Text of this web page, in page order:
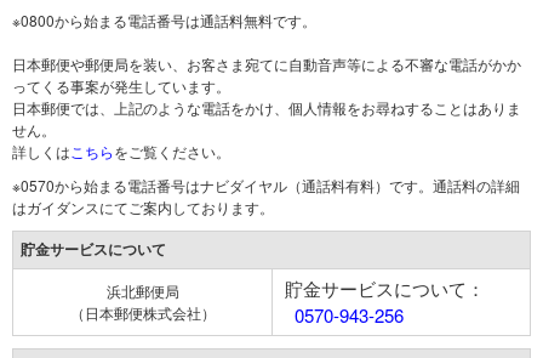
※0800から始まる電話番号は通話料無料です。
日本郵便や郵便局を装い、お客さま宛てに自動音声等による不審な電話がかか
ってくる事案が発生しています。
日本郵便では、上記のような電話をかけ、個人情報をお尋ねすることはありま
せん。
詳しくは こちらをご覧ください。
※0570から始まる電話番号はナビダイヤル（通話料有料）です。通話料の詳細
はガイダンスにてご案内しております。
貯金サービスについて
浜北郵便局
（日本郵便株式会社）
貯金サービスについて：
0570-943-256